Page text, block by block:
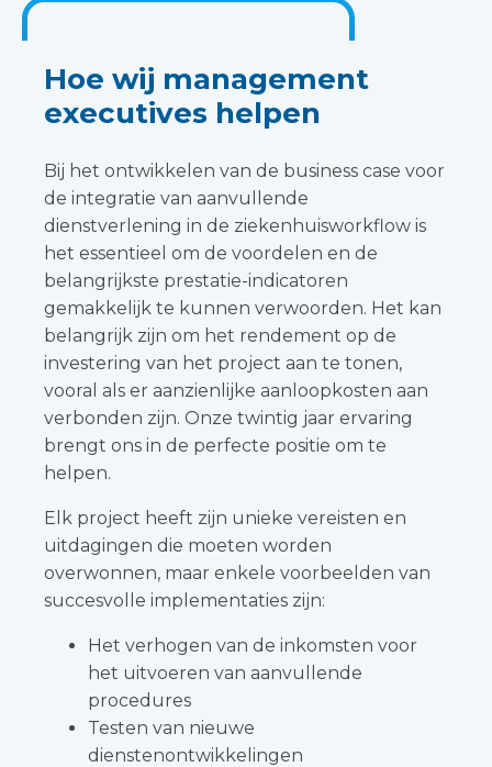
Hoe wij management
executives helpen
Bij het ontwikkelen van de business case voor
de integratie van aanvullende
dienstverlening in de ziekenhuisworkflow is
het essentieel om de voordelen en de
belangrijkste prestatie-indicatoren
gemakkelijk te kunnen verwoorden. Het kan
belangrijk zijn om het rendement op de
investering van het project aan te tonen,
vooral als er aanzienlijke aanloopkosten aan
verbonden zijn. Onze twintig jaar ervaring
brengt ons in de perfecte positie om te
helpen.
Elk project heeft zijn unieke vereisten en
uitdagingen die moeten worden
overwonnen, maar enkele voorbeelden van
succesvolle implementaties zijn:
Het verhogen van de inkomsten voor
het uitvoeren van aanvullende
procedures
Testen van nieuwe
dienstenontwikkelingen